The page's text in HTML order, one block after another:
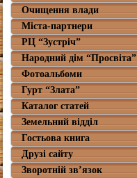
Очищення влади
Міста-партнери
РЦ “Зустріч”
Народний дім “Просвіта”
Фотоальбоми
Гурт “Злата”
Каталог статей
Земельний відділ
Гостьова книга
Друзі сайту
Зворотній зв’язок